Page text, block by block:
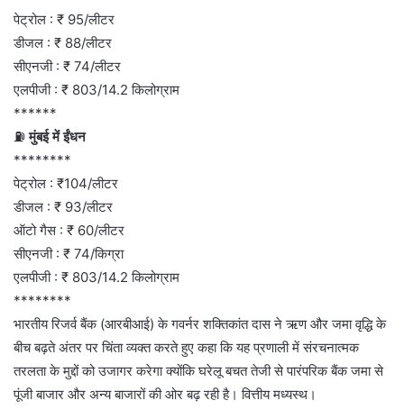
पेट्रोल : ₹ 95/लीटर
डीजल : ₹ 88/लीटर
सीएनजी : ₹ 74/लीटर
एलपीजी : ₹ 803/14.2 किलोग्राम
******
⛽मुंबई में ईंधन
********
पेट्रोल : ₹104/लीटर
डीजल : ₹ 93/लीटर
ऑटो गैस : ₹ 60/लीटर
सीएनजी : ₹ 74/किग्रा
एलपीजी : ₹ 803/14.2 किलोग्राम
********
भारतीय रिजर्व बैंक (आरबीआई) के गवर्नर शक्तिकांत दास ने ऋण और जमा वृद्धि के
बीच बढ़ते अंतर पर चिंता व्यक्त करते हुए कहा कि यह प्रणाली में संरचनात्मक
तरलता के मुद्दों को उजागर करेगा क्योंकि घरेलू बचत तेजी से पारंपरिक बैंक जमा से
पूंजी बाजार और अन्य बाजारों की ओर बढ़ रही है। वित्तीय मध्यस्थ।